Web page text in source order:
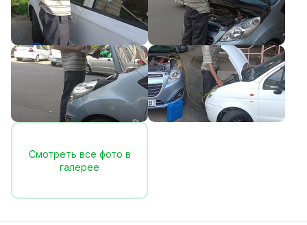
Смотреть все фото в
галерее